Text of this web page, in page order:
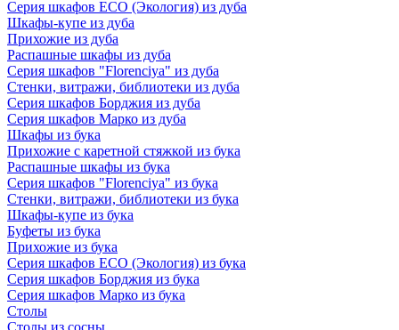
Серия шкафов ECO (Экология) из дуба
Шкафы-купе из дуба
Прихожие из дуба
Распашные шкафы из дуба
Серия шкафов "Florenciya" из дуба
Стенки, витражи, библиотеки из дуба
Серия шкафов Борджия из дуба
Серия шкафов Марко из дуба
Шкафы из бука
Прихожие с каретной стяжкой из бука
Распашные шкафы из бука
Серия шкафов "Florenciya" из бука
Стенки, витражи, библиотеки из бука
Шкафы-купе из бука
Буфеты из бука
Прихожие из бука
Серия шкафов ECO (Экология) из бука
Серия шкафов Борджия из бука
Серия шкафов Марко из бука
Столы
Столы из сосны